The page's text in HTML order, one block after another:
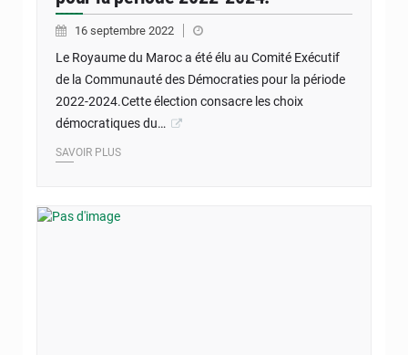
16 septembre 2022
Le Royaume du Maroc a été élu au Comité Exécutif
de la Communauté des Démocraties pour la période
2022-2024.Cette élection consacre les choix
démocratiques du…
SAVOIR PLUS